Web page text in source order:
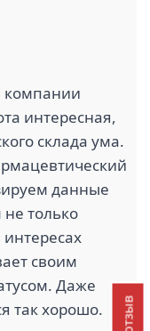
компании
интересная,
склада ума.
данные
только
своим
Даже
так хорошо.